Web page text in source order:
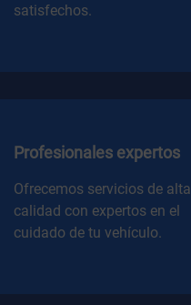
satisfechos.
Profesionales expertos
Ofrecemos servicios de alta
calidad con expertos en el
cuidado de tu vehículo.